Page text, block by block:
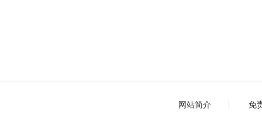
网站简介 免